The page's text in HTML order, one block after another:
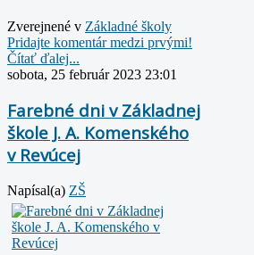
Zverejnené v Základné školy
Pridajte komentár medzi prvými!
Čítať ďalej...
sobota, 25 február 2023 23:01
Farebné dni v Základnej
škole J. A. Komenského
v Revúcej
Napísal(a) ZŠ